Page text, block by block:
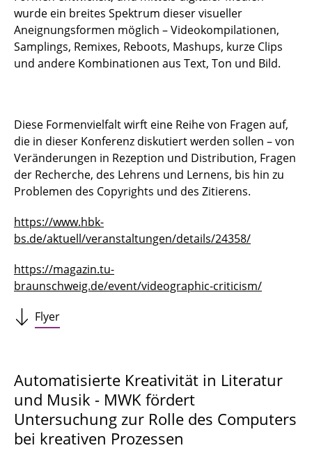
wurde ein breites Spektrum dieser visueller
Aneignungsformen möglich – Videokompilationen,
Samplings, Remixes, Reboots, Mashups, kurze Clips
und andere Kombinationen aus Text, Ton und Bild.
Diese Formenvielfalt wirft eine Reihe von Fragen auf,
die in dieser Konferenz diskutiert werden sollen – von
Veränderungen in Rezeption und Distribution, Fragen
der Recherche, des Lehrens und Lernens, bis hin zu
Problemen des Copyrights und des Zitierens.
https://www.hbk-
bs.de/aktuell/veranstaltungen/details/24358/
https://magazin.tu-
braunschweig.de/event/videographic-criticism/
Flyer
Automatisierte Kreativität in Literatur
und Musik - MWK fördert
Untersuchung zur Rolle des Computers
bei kreativen Prozessen